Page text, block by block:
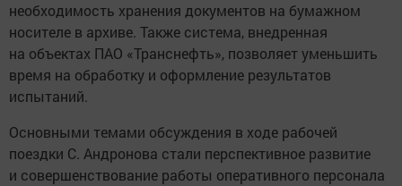
необходимость хранения документов на бумажном
носителе в архиве. Также система, внедренная
на объектах ПАО «Транснефть», позволяет уменьшить
время на обработку и оформление результатов
испытаний.
Основными темами обсуждения в ходе рабочей
поездки С. Андронова стали перспективное развитие
и совершенствование работы оперативного персонала